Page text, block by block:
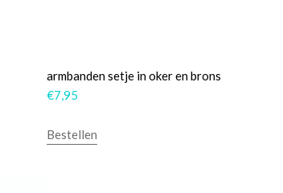
armbanden setje in oker en brons
€7,95
Bestellen